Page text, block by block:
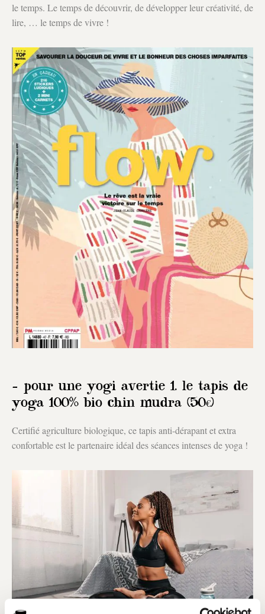
le temps. Le temps de découvrir, de développer leur créativité, de
lire, … le temps de vivre !
– pour une yogi avertie 1. le tapis de
yoga 100% bio chin mudra (50€)
Certifié agriculture biologique, ce tapis anti-dérapant et extra
confortable est le partenaire idéal des séances intenses de yoga !